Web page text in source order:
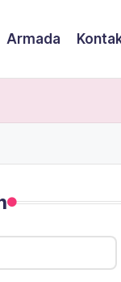
Armada